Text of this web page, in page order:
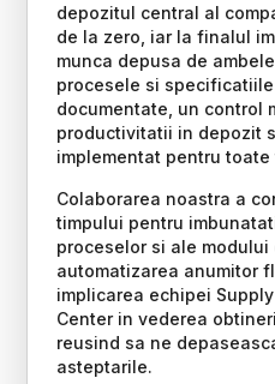
depozitul central al
de la zero, iar la finalul
munca depusa de
procesele si
documentate, un control
productivitatii in depozit
implementat pentru
Colaborarea noastra a
timpului pentru
proceselor si ale
automatizarea anumitor
implicarea echipei
Center in vederea
reusind sa ne
asteptarile.